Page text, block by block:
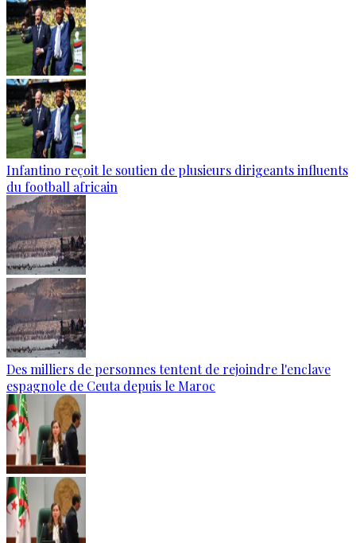
Infantino reçoit le soutien de plusieurs dirigeants influents
du football africain
Des milliers de personnes tentent de rejoindre l'enclave
espagnole de Ceuta depuis le Maroc